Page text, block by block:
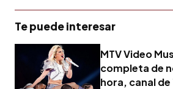
Te puede interesar
MTV Video
completa de
hora, canal